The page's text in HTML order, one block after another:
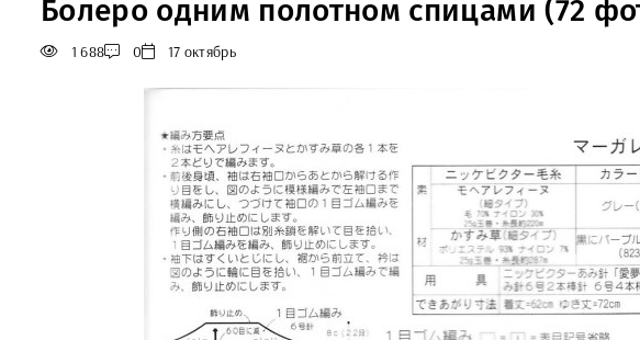
Болеро одним полотном спицами (72
1 688 0 17 октябрь